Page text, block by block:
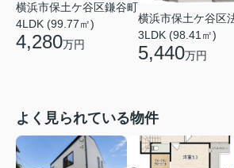
横浜市保土ケ谷区鎌谷町
4LDK (99.77㎡)
4,280万円
横浜市保土ケ谷区
3LDK (98.41㎡)
5,440万円
よく見られている物件